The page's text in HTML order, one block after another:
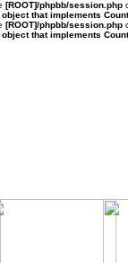
[ROOT]/phpbb/session.php
that implements
[ROOT]/phpbb/session.php
that implements